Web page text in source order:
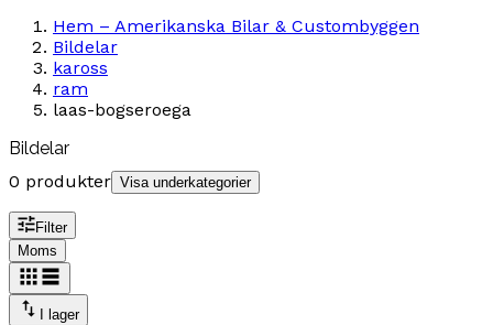
Hem – Amerikanska Bilar & Custombyggen
Bildelar
kaross
ram
laas-bogseroega
Bildelar
0 produkter Visa underkategorier
Filter
Moms
I lager